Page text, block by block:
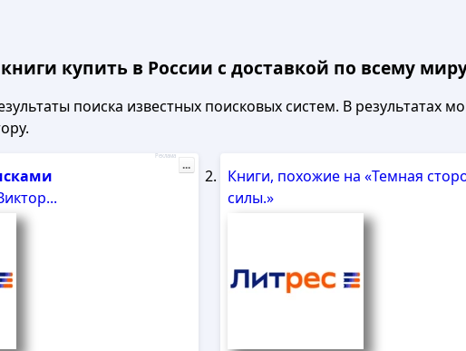
купить в России с доставкой по всему
поиска известных поисковых систем. В результатах
Реклама
...
Книги, похожие на «Темная
силы.»